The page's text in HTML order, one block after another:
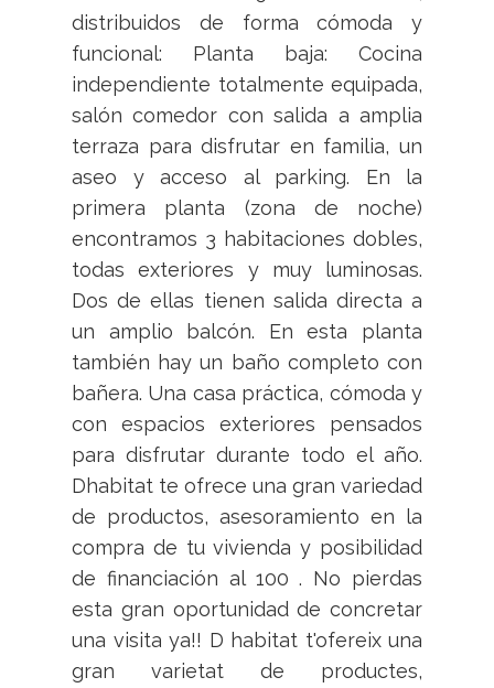
distribuidos de forma cómoda y
funcional: Planta baja: Cocina
independiente totalmente equipada,
salón comedor con salida a amplia
terraza para disfrutar en familia, un
aseo y acceso al parking. En la
primera planta (zona de noche)
encontramos 3 habitaciones dobles,
todas exteriores y muy luminosas.
Dos de ellas tienen salida directa a
un amplio balcón. En esta planta
también hay un baño completo con
bañera. Una casa práctica, cómoda y
con espacios exteriores pensados
para disfrutar durante todo el año.
Dhabitat te ofrece una gran variedad
de productos, asesoramiento en la
compra de tu vivienda y posibilidad
de financiación al 100 . No pierdas
esta gran oportunidad de concretar
una visita ya!! D habitat t'ofereix una
gran varietat de productes,